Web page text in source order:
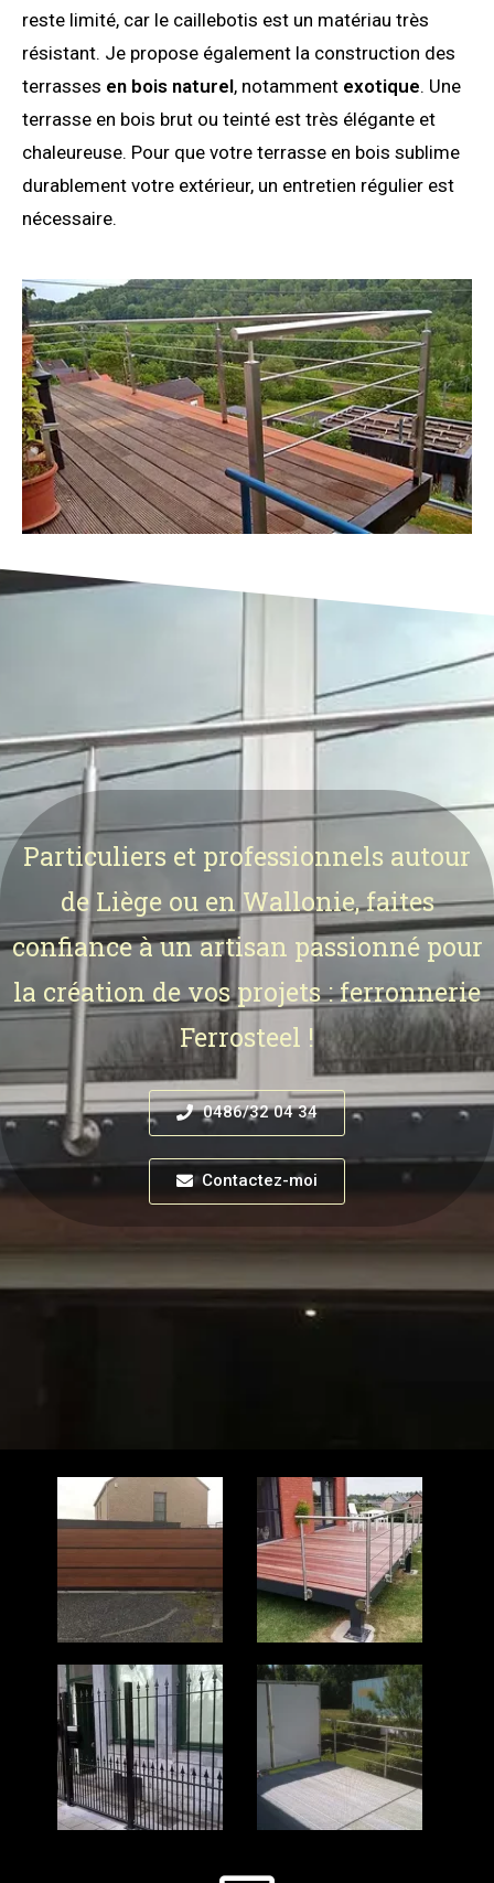
reste limité, car le caillebotis est un matériau très
résistant. Je propose également la construction des
terrasses en bois naturel, notamment exotique. Une
terrasse en bois brut ou teinté est très élégante et
chaleureuse. Pour que votre terrasse en bois sublime
durablement votre extérieur, un entretien régulier est
nécessaire.
Particuliers et professionnels autour
de Liège ou en Wallonie, faites
confiance à un artisan passionné pour
la création de vos projets : ferronnerie
Ferrosteel !
0486/32 04 34
Contactez-moi